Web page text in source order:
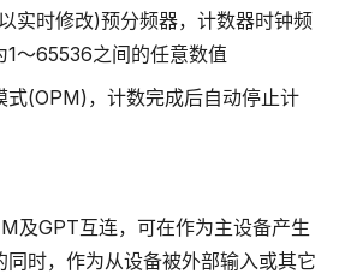
实时修改)预分频器，计数器时钟频
1～65536之间的任意数值
式(OPM)，计数完成后自动停止计
及GPT互连，可在作为主设备产生
同时，作为从设备被外部输入或其它